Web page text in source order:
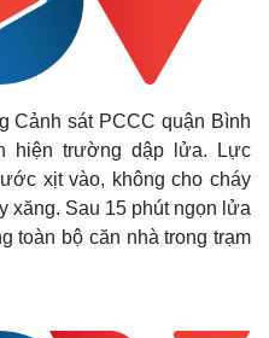
Multimedia
Video
Ảnh
Cảnh sát PCCC quận Bình
hiện trường dập lửa. Lực
xịt vào, không cho cháy
xăng. Sau 15 phút ngọn lửa
toàn bộ căn nhà trong trạm